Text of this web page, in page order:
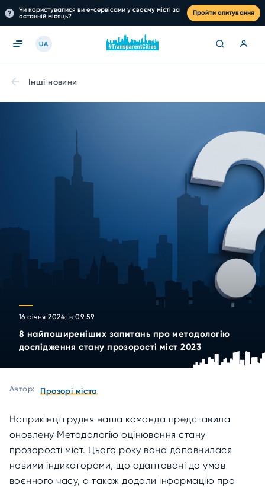
Чи користувалися ви е-сервісами у своєму місті за
останній місяць?
Пройти опитування
UA
Інші новини
16 січня 2024, в 09:59
8 найпоширеніших запитань про методологію
дослідження стану прозорості міст 2023
Автор: Прозорі міста
Наприкінці грудня наша команда представила
оновлену Методологію оцінювання стану
прозорості міст. Цього року вона доповнилася
новими індикаторами, що адаптовані до умов
воєнного часу, а також додали інформацію про